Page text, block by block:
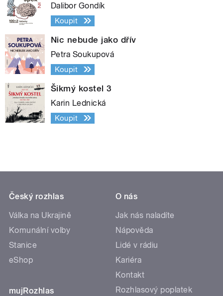
Dalibor Gondík
Koupit
Nic nebude jako dřív
Petra Soukupová
Koupit
Šikmý kostel 3
Karin Lednická
Koupit
Český rozhlas
Válka na Ukrajině
Komunální volby
Stanice
eShop
mujRozhlas
O nás
Jak nás naladíte
Nápověda
Lidé v rádiu
Kariéra
Kontakt
Rozhlasový poplatek